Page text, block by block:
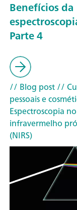
Benefícios da
Parte 4
// Blog post//
pessoais e
Espectroscopia no
infravermelho
(NIRS)